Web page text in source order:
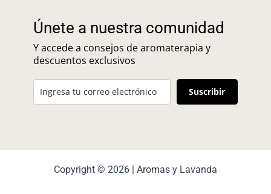
Únete a nuestra comunidad
Y accede a consejos de aromaterapia y
descuentos exclusivos
Suscribir
Copyright © 2026 | Aromas y Lavanda